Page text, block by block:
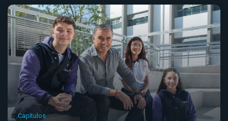
Capítulos